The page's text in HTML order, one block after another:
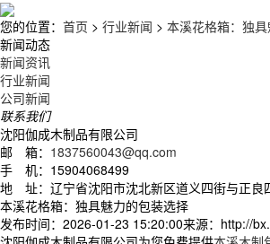
您的位置： 首页 > 行业新闻 > 本溪花格箱：独
新闻动态
新闻资讯
行业新闻
公司新闻
联系我们
沈阳伽成木制品有限公司
邮 箱： 1837560043@qq.com
手 机：15904068499
地 址：辽宁省沈阳市沈北新区道义四街与正良
本溪花格箱：独具魅力的包装选择
发布时间：2026-01-23 15:20:00来源：http://